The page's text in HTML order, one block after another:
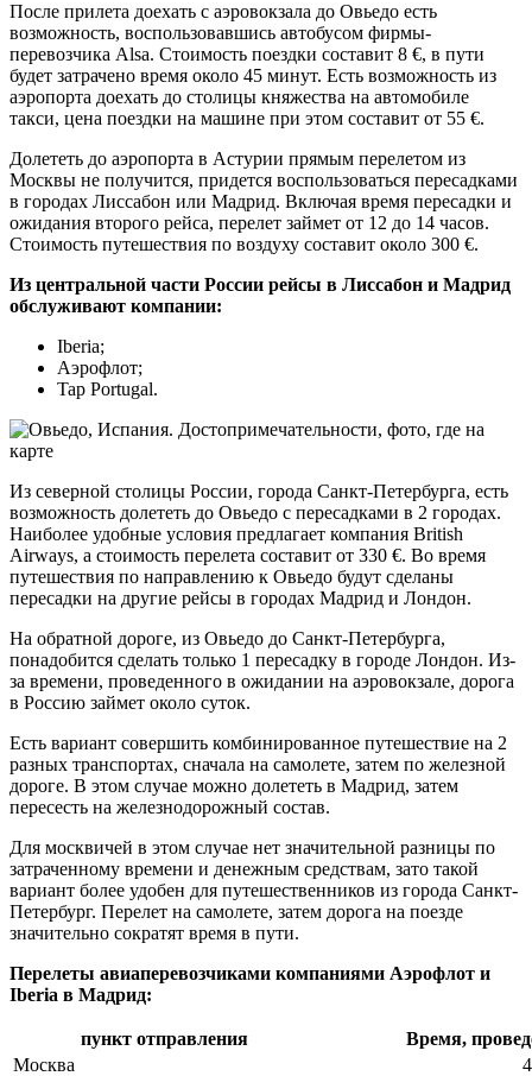
После прилета доехать с аэровокзала до Овьедо есть
возможность, воспользовавшись автобусом фирмы-
перевозчика Alsa. Стоимость поездки составит 8 €, в пути
будет затрачено время около 45 минут. Есть возможность из
аэропорта доехать до столицы княжества на автомобиле
такси, цена поездки на машине при этом составит от 55 €.
Долететь до аэропорта в Астурии прямым перелетом из
Москвы не получится, придется воспользоваться пересадками
в городах Лиссабон или Мадрид. Включая время пересадки и
ожидания второго рейса, перелет займет от 12 до 14 часов.
Стоимость путешествия по воздуху составит около 300 €.
Из центральной части России рейсы в Лиссабон и Мадрид
обслуживают компании:
Iberia;
Аэрофлот;
Tap Portugal.
Из северной столицы России, города Санкт-Петербурга, есть
возможность долететь до Овьедо с пересадками в 2 городах.
Наиболее удобные условия предлагает компания British
Airways, а стоимость перелета составит от 330 €. Во время
путешествия по направлению к Овьедо будут сделаны
пересадки на другие рейсы в городах Мадрид и Лондон.
На обратной дороге, из Овьедо до Санкт-Петербурга,
понадобится сделать только 1 пересадку в городе Лондон. Из-
за времени, проведенного в ожидании на аэровокзале, дорога
в Россию займет около суток.
Есть вариант совершить комбинированное путешествие на 2
разных транспортах, сначала на самолете, затем по железной
дороге. В этом случае можно долететь в Мадрид, затем
пересесть на железнодорожный состав.
Для москвичей в этом случае нет значительной разницы по
затраченному времени и денежным средствам, зато такой
вариант более удобен для путешественников из города Санкт-
Петербург. Перелет на самолете, затем дорога на поезде
значительно сократят время в пути.
Перелеты авиаперевозчиками компаниями Аэрофлот и
Iberia в Мадрид:
пункт отправления
Время,
Москва